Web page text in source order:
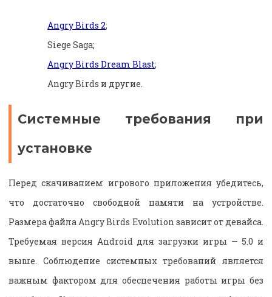
Angry Birds 2;
Siege Saga;
Angry Birds Dream Blast;
Angry Birds и другие.
Системные требования при
установке
Перед скачиванием игрового приложения убедитесь,
что достаточно свободной памяти на устройстве.
Размера файла Angry Birds Evolution зависит от девайса.
Требуемая версия Android для загрузки игры — 5.0 и
выше. Соблюдение системных требований является
важным фактором для обеспечения работы игры без